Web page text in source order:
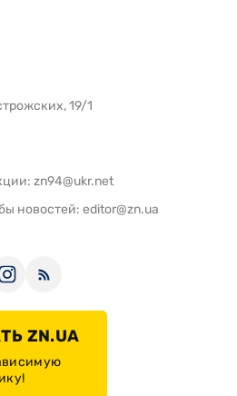
19/1
zn94@ukr.net
новостей: editor@zn.ua
ZN.UA